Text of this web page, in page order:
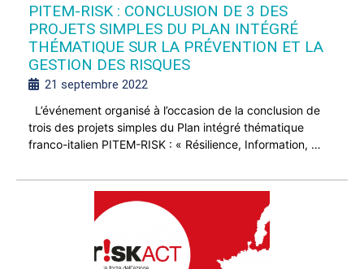
PITEM-RISK : CONCLUSION DE 3 DES
PROJETS SIMPLES DU PLAN INTÉGRÉ
THÉMATIQUE SUR LA PRÉVENTION ET LA
GESTION DES RISQUES
21 septembre 2022
L’événement organisé à l’occasion de la conclusion de
trois des projets simples du Plan intégré thématique
franco-italien PITEM-RISK : « Résilience, Information, …